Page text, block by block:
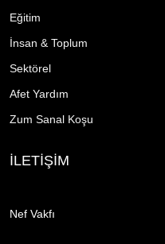
Eğitim
İnsan & Toplum
Sektörel
Afet Yardım
Zum Sanal Koşu
İLETİŞİM
Nef Vakfı